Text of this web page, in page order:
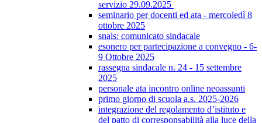
servizio 29.09.2025
seminario per docenti ed ata - mercoledì 8
ottobre 2025
snals: comunicato sindacale
esonero per partecipazione a convegno - 6-
9 Ottobre 2025
rassegna sindacale n. 24 - 15 settembre
2025
personale ata incontro online neoassunti
primo giorno di scuola a.s. 2025-2026
integrazione del regolamento d’istituto e
del patto di corresponsabilità alla luce della